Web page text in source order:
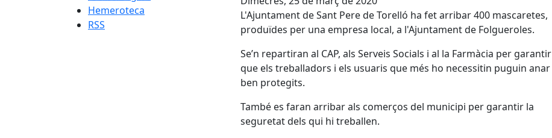
Hemeroteca
RSS
L'Ajuntament de Sant Pere de Torelló ha fet arribar 400 mascaretes,
produïdes per una empresa local, a l'Ajuntament de Folgueroles.
Se’n repartiran al CAP, als Serveis Socials i al la Farmàcia per garantir
que els treballadors i els usuaris que més ho necessitin puguin anar
ben protegits.
També es faran arribar als comerços del municipi per garantir la
seguretat dels qui hi treballen.